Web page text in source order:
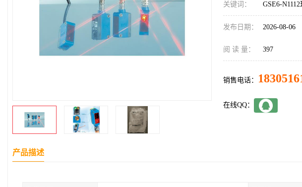
关键词： GSE6-
发布日期： 2026-08-06
阅 读 量： 397
销售电话：
在线QQ：
产品描述